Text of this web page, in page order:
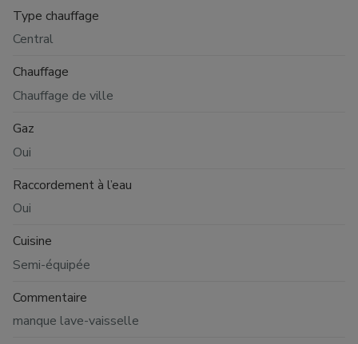
Type chauffage
Central
Chauffage
Chauffage de ville
Gaz
Oui
Raccordement à l’eau
Oui
Cuisine
Semi-équipée
Commentaire
manque lave-vaisselle